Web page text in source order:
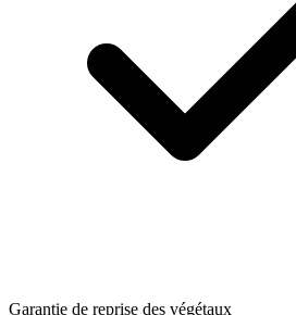
Garantie de reprise des végétaux